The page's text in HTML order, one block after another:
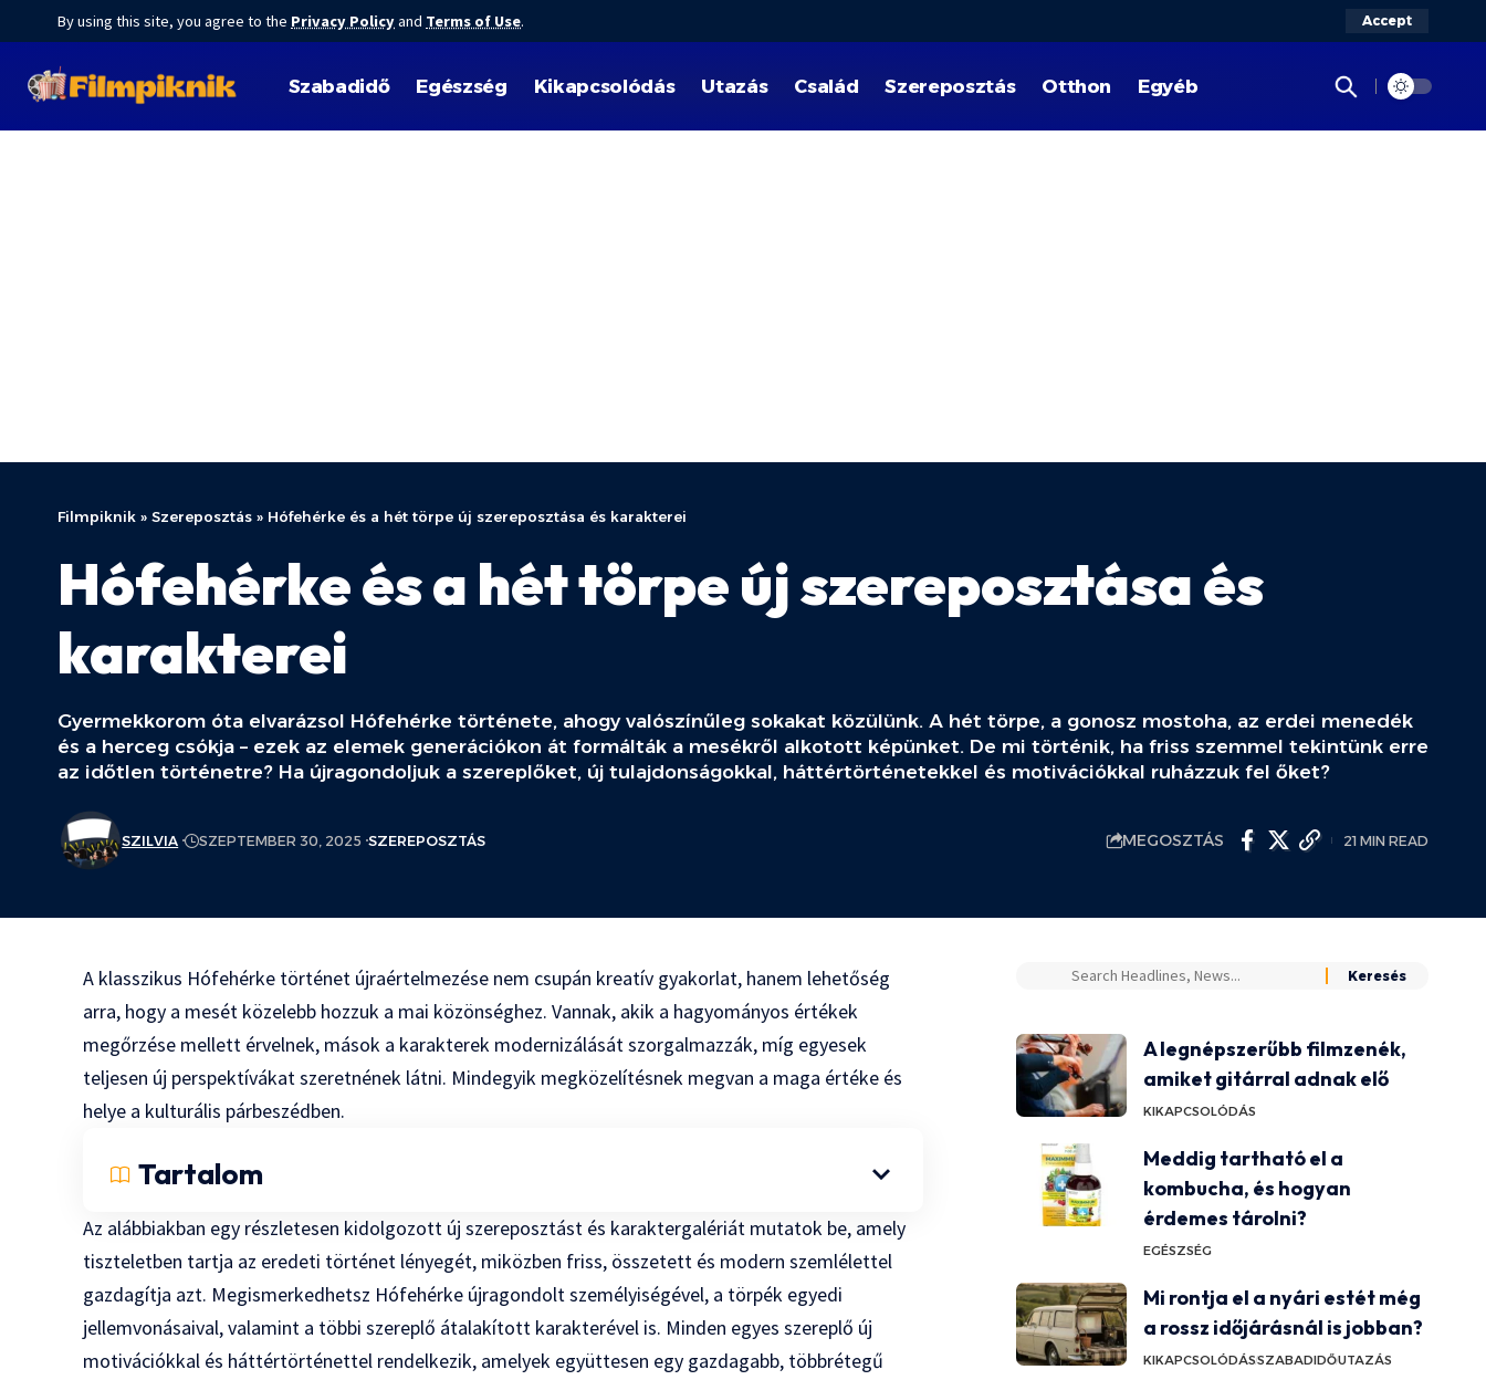
By using this site, you agree to the Privacy Policyand Terms of Use. Accept
Szabadidő Egészség Kikapcsolódás Utazás Család Szereposztás Otthon Egyéb
Filmpiknik » Szereposztás » Hófehérke és a hét törpe új szereposztása és karakterei
Hófehérke és a hét törpe új szereposztása és
karakterei
Gyermekkorom óta elvarázsol Hófehérke története, ahogy valószínűleg sokakat közülünk. A hét törpe, a gonosz mostoha, az erdei menedék
és a herceg csókja – ezek az elemek generációkon át formálták a mesékről alkotott képünket. De mi történik, ha friss szemmel tekintünk erre
az időtlen történetre? Ha újragondoljuk a szereplőket, új tulajdonságokkal, háttértörténetekkel és motivációkkal ruházzuk fel őket?
SZILVIA SZEPTEMBER 30, 2025 SZEREPOSZTÁS MEGOSZTÁS 21 MIN READ
A klasszikus Hófehérke történet újraértelmezése nem csupán kreatív gyakorlat, hanem lehetőség
arra, hogy a mesét közelebb hozzuk a mai közönséghez. Vannak, akik a hagyományos értékek
megőrzése mellett érvelnek, mások a karakterek modernizálását szorgalmazzák, míg egyesek
teljesen új perspektívákat szeretnének látni. Mindegyik megközelítésnek megvan a maga értéke és
helye a kulturális párbeszédben.
Tartalom
Az alábbiakban egy részletesen kidolgozott új szereposztást és karaktergalériát mutatok be, amely
tiszteletben tartja az eredeti történet lényegét, miközben friss, összetett és modern szemlélettel
gazdagítja azt. Megismerkedhetsz Hófehérke újragondolt személyiségével, a törpék egyedi
jellemvonásaival, valamint a többi szereplő átalakított karakterével is. Minden egyes szereplő új
motivációkkal és háttértörténettel rendelkezik, amelyek együttesen egy gazdagabb, többrétegű
A legnépszerűbb filmzenék,
amiket gitárral adnak elő
KIKAPCSOLÓDÁS
Meddig tartható el a
kombucha, és hogyan
érdemes tárolni?
EGÉSZSÉG
Mi rontja el a nyári estét még
a rossz időjárásnál is jobban?
KIKAPCSOLÓDÁSSZABADIDŐUTAZÁS